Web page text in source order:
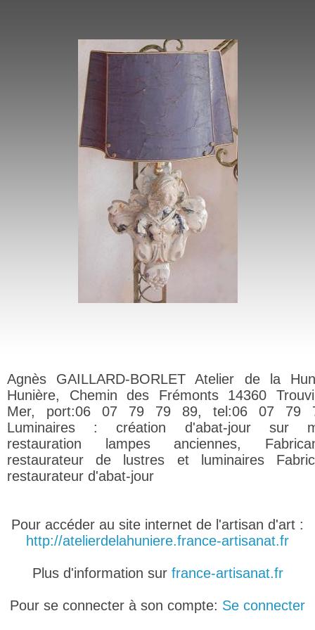
Agnès GAILLARD-BORLET Atelier de la
Hunière, Chemin des Frémonts 14360
Mer, port:06 07 79 79 89, tel:06 07 79
Luminaires : création d'abat-jour sur
restauration lampes anciennes,
restaurateur de lustres et luminaires
restaurateur d'abat-jour
Pour accéder au site internet de l'artisan d'art :
http://atelierdelahuniere.france-artisanat.fr
Plus d'information sur france-artisanat.fr
Pour se connecter à son compte: Se connecter